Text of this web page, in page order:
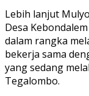
Lebih lanjut
Desa
dalam rangka
bekerja sama
yang sedang
Tegalombo.